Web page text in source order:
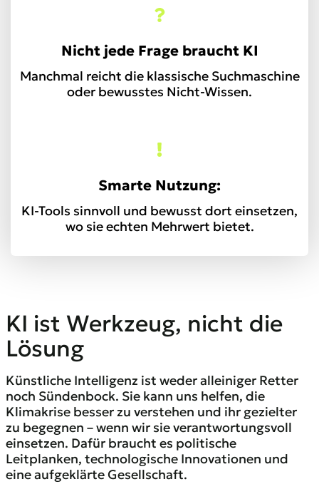
Nicht jede Frage braucht KI
Manchmal reicht die klassische Suchmaschine
oder bewusstes Nicht-Wissen.
Smarte Nutzung:
KI-Tools sinnvoll und bewusst dort einsetzen,
wo sie echten Mehrwert bietet.
KI ist Werkzeug, nicht die
Lösung
Künstliche Intelligenz ist weder alleiniger Retter
noch Sündenbock. Sie kann uns helfen, die
Klimakrise besser zu verstehen und ihr gezielter
zu begegnen – wenn wir sie verantwortungsvoll
einsetzen. Dafür braucht es politische
Leitplanken, technologische Innovationen und
eine aufgeklärte Gesellschaft.